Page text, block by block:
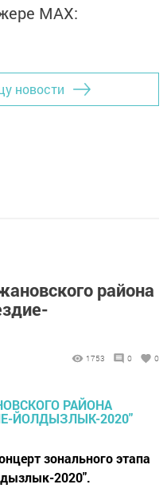
MАХ:
новости
района
1753 0 0
зонального этапа
2020".